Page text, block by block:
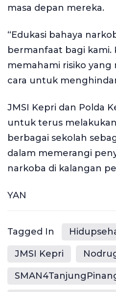
masa depan mereka.
“Edukasi bahaya
bermanfaat bagi kami.
memahami risiko
cara untuk
JMSI Kepri dan Polda
untuk terus melakukan
berbagai sekolah
dalam memerangi
narkoba di kalangan
YAN
Tagged In
JMSI Kepri